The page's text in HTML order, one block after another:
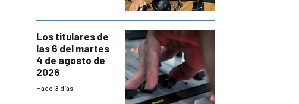
Los titulares de
las 6 del martes
4 de agosto de
2026
Hace 3 días